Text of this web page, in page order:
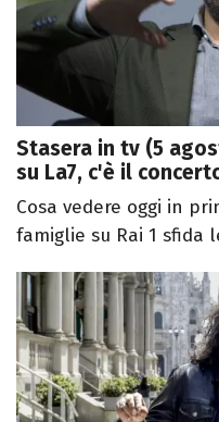
Stasera in tv (5
su La7, c'è il
Cosa vedere oggi in
famiglie su Rai 1 sfida